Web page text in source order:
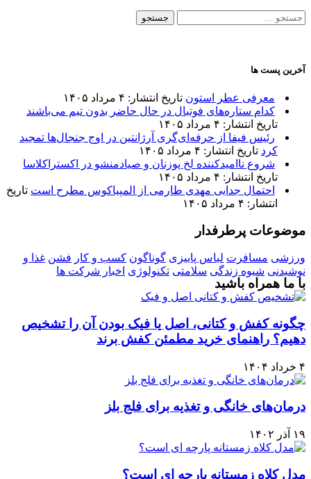
جستجو
آخرین پست ها
معرفی عطر استون تاریخ انتشار: ۴ مرداد ۱۴۰۵
کدام ستاره‌های فوتبال در حال حاضر بدون تیم می‌باشند
تاریخ انتشار: ۴ مرداد ۱۴۰۵
رئیس فیفا از حرفه‌ای‌گری آرژانتین در اوج جنجال‌ها تمجید
کرد تاریخ انتشار: ۴ مرداد ۱۴۰۵
شروع ناامیدکننده لخ پوزنان و صیادمنشو در اکستراکلاسا
تاریخ انتشار: ۴ مرداد ۱۴۰۵
احتمال جدایی مهدی طارمی از المپیاکوس مطرح است تاریخ
انتشار: ۴ مرداد ۱۴۰۵
موضوعات پرطرفدار
ورزشی مسافرت لباس پاییزی گوناگون کسب و کار فشن غذا و
نوشیدنی شیوه زندگی سلامتی تکنولوژی اخبار شرکت ها
با ما همراه باشید
چگونه کفش و کتانی، اصل یا فیک بودن آن را تشخیص
دهیم؟ راهنمای خرید مطمئن کفش برند
۴ خرداد ۱۴۰۴
درمان‌های خانگی و تغذیه برای فلج بلز
۱۹ آذر ۱۴۰۲
مدل کلاه زمستانه پارچه ای است؟